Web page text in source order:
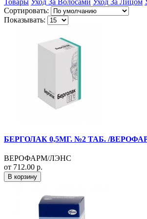
Сортировать:
Показывать:
БЕРГОЛАК 0,5МГ. №2 ТАБ. /
ВЕРОФАРМ/ЛЭНС
от 712.00 р.
В корзину